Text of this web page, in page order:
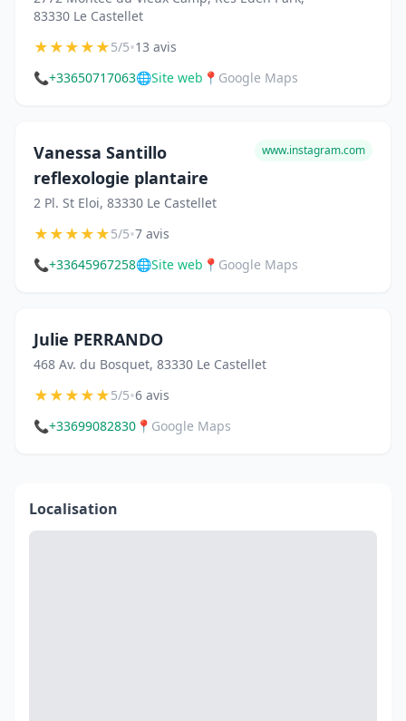
83330 Le Castellet
★★★★★5/5•13 avis
📞+33650717063🌐Site web 📍 Google Maps
Vanessa Santillo
reflexologie plantaire
2 Pl. St Eloi, 83330 Le Castellet
www.instagram.com
★★★★★5/5•7 avis
📞+33645967258🌐Site web 📍 Google Maps
Julie PERRANDO
468 Av. du Bosquet, 83330 Le Castellet
★★★★★5/5•6 avis
📞+33699082830 📍 Google Maps
Localisation